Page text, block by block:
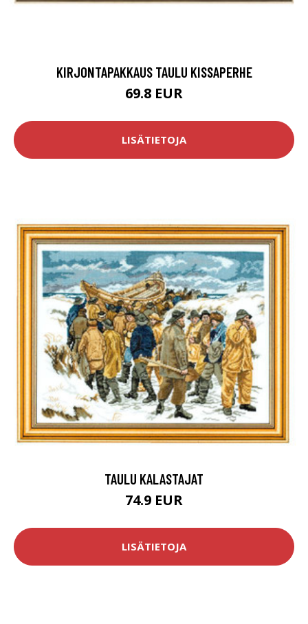
KIRJONTAPAKKAUS TAULU KISSAPERHE
69.8 EUR
LISÄTIETOJA
TAULU KALASTAJAT
74.9 EUR
LISÄTIETOJA